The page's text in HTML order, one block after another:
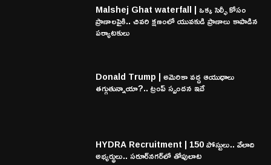
Malshej Ghat waterfall | ఒక్క సెల్ఫీ కోసం
ప్రాణాలపైకి.. చివరి క్షణంలో యువకుడి ప్రాణాలు కాపాడిన
పర్యాటకులు
Donald Trump | అమెరికా వద్ద ఆయుధాలు
తగ్గుతున్నాయా?.. ట్రంప్ స్పందన ఇదే
HYDRA Recruitment | 150 పోస్టులు.. వేలాది
అభ్యర్థులు.. సరూర్‌నగర్‌లో తోపులాట